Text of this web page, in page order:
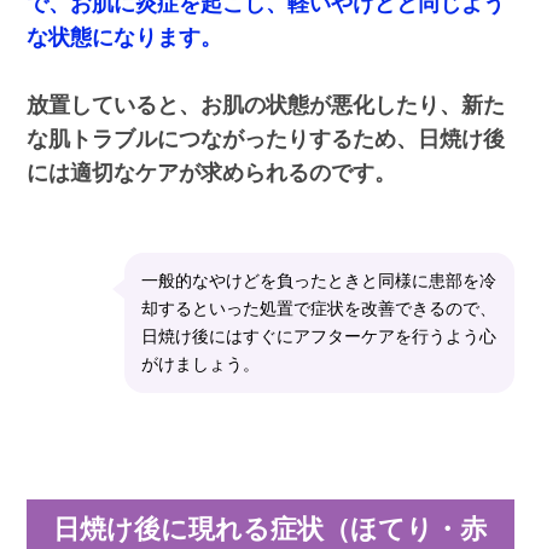
な状態になります。
放置していると、お肌の状態が悪化したり、新た
な肌トラブルにつながったりするため、日焼け後
には適切なケアが求められるのです。
一般的なやけどを負ったときと同様に患部を冷
却するといった処置で症状を改善できるので、
日焼け後にはすぐにアフターケアを行うよう心
がけましょう。
日焼け後に現れる症状（ほてり・赤